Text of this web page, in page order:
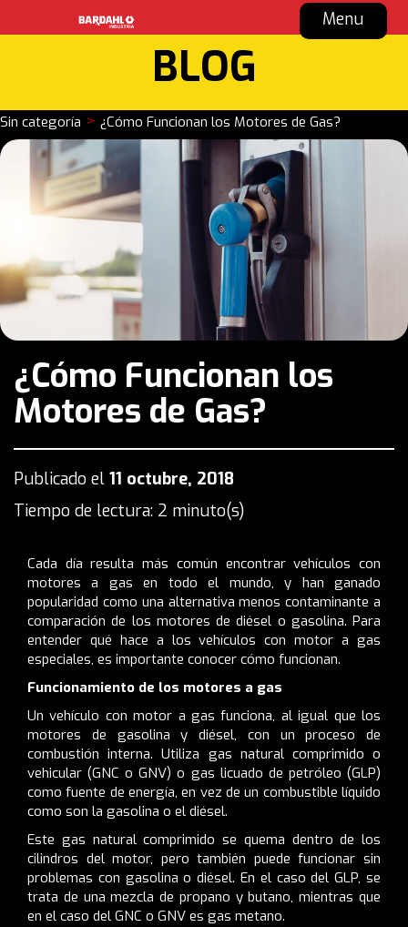
Menu
BLOG
Sin categoría > ¿Cómo Funcionan los Motores de Gas?
¿Cómo Funcionan los
Motores de Gas?
Publicado el 11 octubre, 2018
Tiempo de lectura: 2 minuto(s)
Cada día resulta más común encontrar vehículos con
motores a gas en todo el mundo, y han ganado
popularidad como una alternativa menos contaminante a
comparación de los motores de diésel o gasolina. Para
entender qué hace a los vehículos con motor a gas
especiales, es importante conocer cómo funcionan.
Funcionamiento de los motores a gas
Un vehículo con motor a gas funciona, al igual que los
motores de gasolina y diésel, con un proceso de
combustión interna. Utiliza gas natural comprimido o
vehicular (GNC o GNV) o gas licuado de petróleo (GLP)
como fuente de energía, en vez de un combustible líquido
como son la gasolina o el diésel.
Este gas natural comprimido se quema dentro de los
cilindros del motor, pero también puede funcionar sin
problemas con gasolina o diésel. En el caso del GLP, se
trata de una mezcla de propano y butano, mientras que
en el caso del GNC o GNV es gas metano.